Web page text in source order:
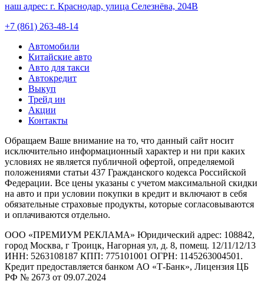
наш адрес: г. Краснодар, улица Селезнёва, 204В
+7 (861) 263-48-14
Автомобили
Китайские авто
Авто для такси
Автокредит
Выкуп
Трейд ин
Акции
Контакты
Обращаем Ваше внимание на то, что данный сайт носит
исключительно информационный характер и ни при каких
условиях не является публичной офертой, определяемой
положениями статьи 437 Гражданского кодекса Российской
Федерации. Все цены указаны с учетом максимальной скидки
на авто и при условии покупки в кредит и включают в себя
обязательные страховые продукты, которые согласовываются
и оплачиваются отдельно.
ООО «ПРЕМИУМ РЕКЛАМА» Юридический адрес: 108842,
город Москва, г Троицк, Нагорная ул, д. 8, помещ. 12/11/12/13
ИНН: 5263108187 КПП: 775101001 ОГРН: 1145263004501.
Кредит предоставляется банком АО «Т-Банк», Лицензия ЦБ
РФ № 2673 от 09.07.2024